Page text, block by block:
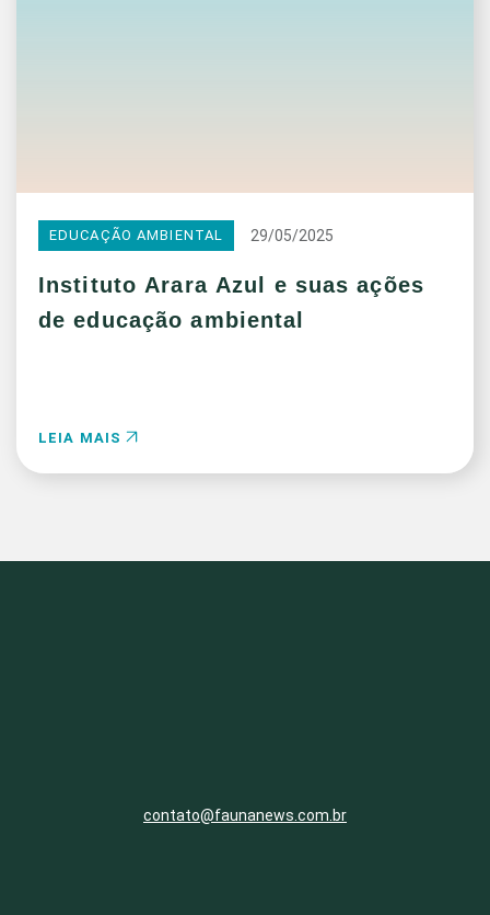
EDUCAÇÃO AMBIENTAL 29/05/2025
Instituto Arara Azul e suas ações
de educação ambiental
LEIA MAIS
contato@faunanews.com.br